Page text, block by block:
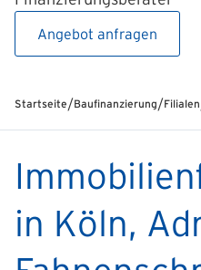
Angebot anfragen
Startseite/Baufinanzierung/Filialen
in Köln,